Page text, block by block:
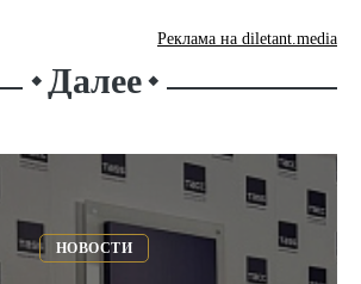
Реклама на diletant.media
⬥ Далее ⬥
НОВОСТИ